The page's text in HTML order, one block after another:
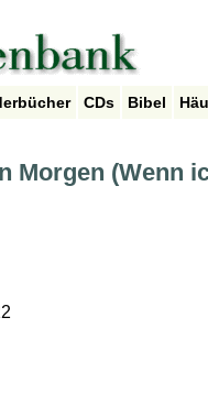
CDs Bibel
Morgen (Wenn